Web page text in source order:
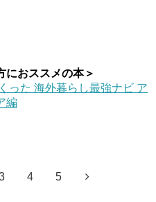
におススメの本＞
った 海外暮らし最強ナビ ア
編
4 5